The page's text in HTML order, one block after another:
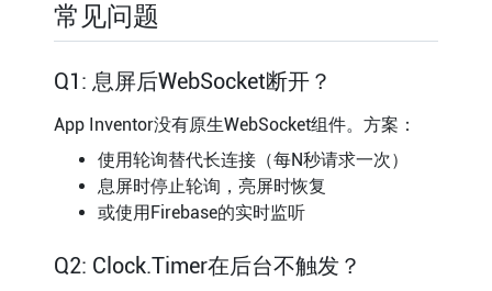
常见问题
Q1: 息屏后WebSocket断开？
App Inventor没有原生WebSocket组件。方案：
使用轮询替代长连接（每N秒请求一次）
息屏时停止轮询，亮屏时恢复
或使用Firebase的实时监听
Q2: Clock.Timer在后台不触发？